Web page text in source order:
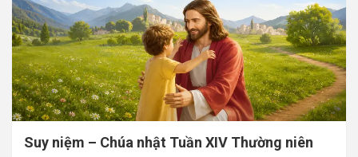
Suy niệm – Chúa nhật Tuần XIV Thường niên